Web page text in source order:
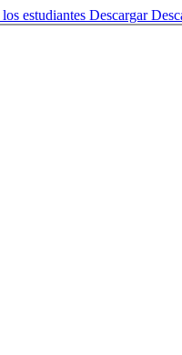
estudiantes Descargar